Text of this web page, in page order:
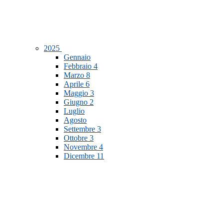
2025
Gennaio
Febbraio 4
Marzo 8
Aprile 6
Maggio 3
Giugno 2
Luglio
Agosto
Settembre 3
Ottobre 3
Novembre 4
Dicembre 11